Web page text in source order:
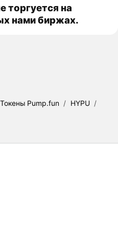
торгуется на
нами биржах.
Токены Pump.fun / HYPU /